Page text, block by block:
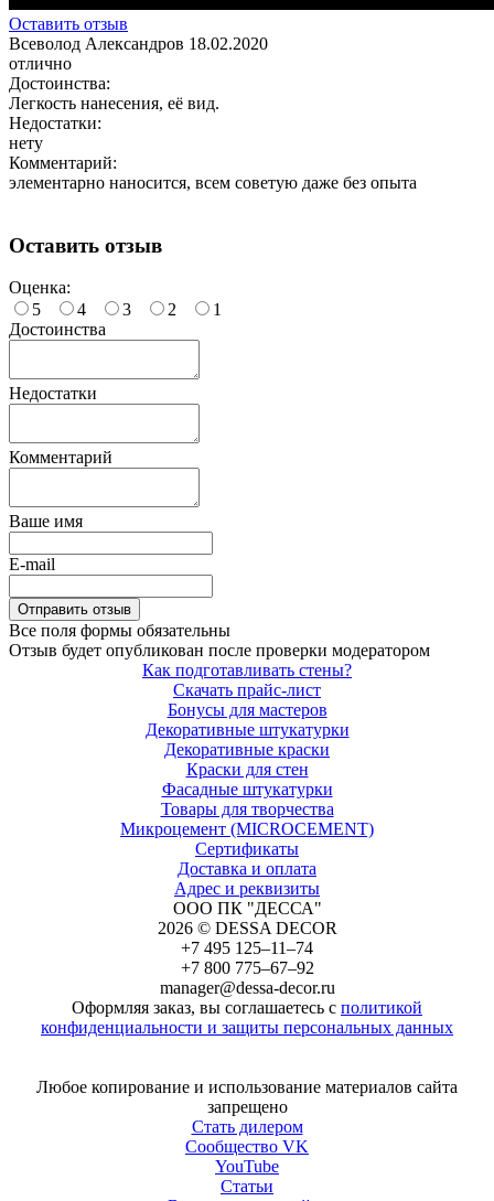
Оставить отзыв
Всеволод Александров 18.02.2020
отлично
Достоинства:
Легкость нанесения, её вид.
Недостатки:
нету
Комментарий:
элементарно наносится, всем советую даже без опыта
Оставить отзыв
Оценка:
5
4 3 2
1
Достоинства
Недостатки
Комментарий
Ваше имя
E-mail
Все поля формы обязательны
Отзыв будет опубликован после проверки модератором
Как подготавливать стены?
Скачать прайс-лист
Бонусы для мастеров
Декоративные штукатурки
Декоративные краски
Краски для стен
Фасадные штукатурки
Товары для творчества
Микроцемент (MICROCEMENT)
Сертификаты
Доставка и оплата
Адрес и реквизиты
ООО ПК "ДЕССА"
2026 © DESSA DECOR
+7 495 125–11–74
+7 800 775–67–92
manager@dessa-decor.ru
Оформляя заказ, вы соглашаетесь с политикой
конфиденциальности и защиты персональных данных
Любое копирование и использование материалов сайта
запрещено
Стать дилером
Сообщество VK
YouTube
Статьи